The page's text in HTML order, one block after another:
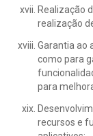
Realização
realização
Garantia ao
como para
para
recursos e